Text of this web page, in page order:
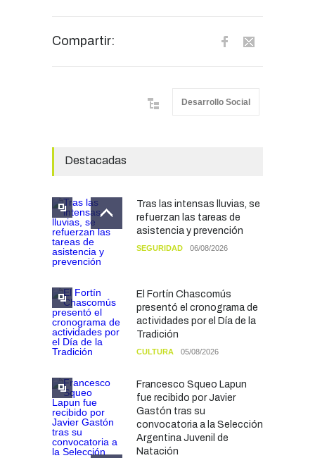
Compartir:
Desarrollo Social
Destacadas
Tras las intensas lluvias, se
refuerzan las tareas de
asistencia y prevención
SEGURIDAD 06/08/2026
El Fortín Chascomús
presentó el cronograma de
actividades por el Día de la
Tradición
CULTURA 05/08/2026
Francesco Squeo Lapun
fue recibido por Javier
Gastón tras su
convocatoria a la Selección
Argentina Juvenil de
Natación